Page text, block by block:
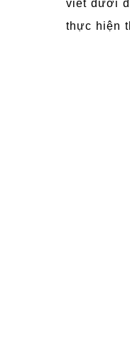
viết dưới
thực hiện